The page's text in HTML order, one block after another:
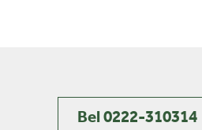
Bel 0222-310314